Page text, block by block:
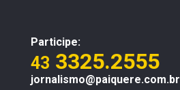
Participe:
43 3325.2555
jornalismo@paiquere.com.br